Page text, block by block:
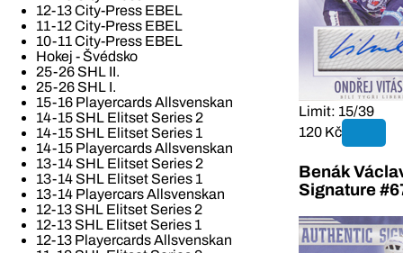
12-13 City-Press EBEL
11-12 City-Press EBEL
10-11 City-Press EBEL
Hokej - Švédsko
25-26 SHL II.
25-26 SHL I.
15-16 Playercards Allsvenskan
14-15 SHL Elitset Series 2
14-15 SHL Elitset Series 1
14-15 Playercards Allsvenskan
13-14 SHL Elitset Series 2
13-14 SHL Elitset Series 1
13-14 Playercars Allsvenskan
12-13 SHL Elitset Series 2
12-13 SHL Elitset Series 1
12-13 Playercards Allsvenskan
Limit: 15/39
120 Kč
Benák
Signature